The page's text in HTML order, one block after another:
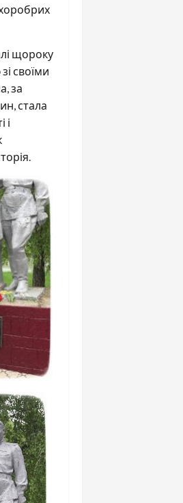
щороку
своїми
за
стала
і